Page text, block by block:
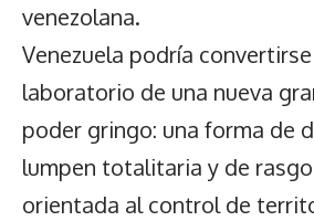
venezolana.
Venezuela podría
laboratorio de una nueva
poder gringo: una forma de
lumpen totalitaria y de
orientada al control de